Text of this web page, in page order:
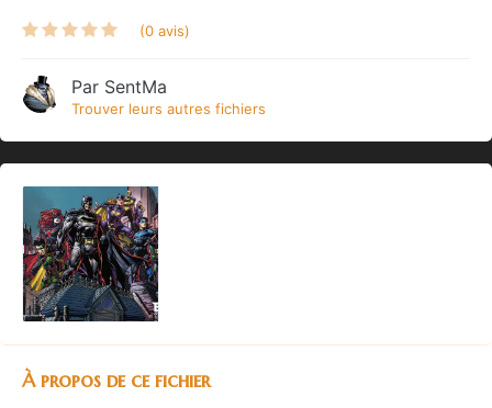
(0 avis)
Par SentMa
Trouver leurs autres fichiers
À propos de ce fichier